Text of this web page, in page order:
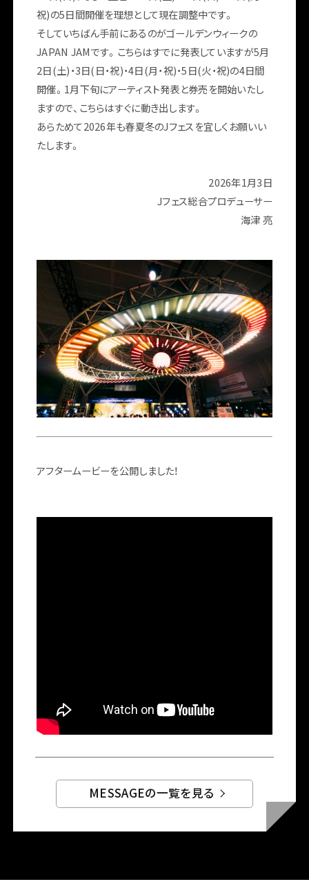
祝)の5日間開催を理想として現在調整中です。
そしていちばん手前にあるのがゴールデンウィークの
JAPAN JAMです。こちらはすでに発表していますが5月
2日(土)・3日(日・祝)・4日(月・祝)・5日(火・祝)の4日間
開催。1月下旬にアーティスト発表と券売を開始いたし
ますので、こちらはすぐに動き出します。
あらためて2026年も春夏冬のJフェスを宜しくお願いい
たします。
2026年1月3日
Jフェス総合プロデューサー
海津 亮
アフタームービーを公開しました！
MESSAGEの一覧を見る